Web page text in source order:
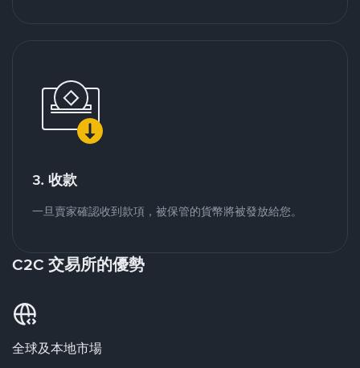
3. 收款
一旦賣家確認收到款項，被保管的貨幣將被發放給您。
C2C 交易所的優勢
全球及本地市場